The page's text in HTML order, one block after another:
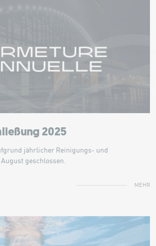
2025
jährlicher Reinigungs- und
geschlossen.
MEHR